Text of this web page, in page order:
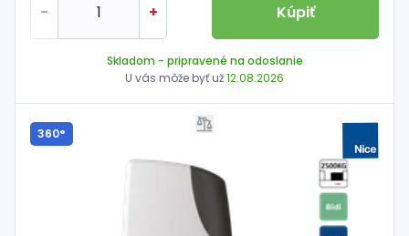
- + Kúpiť
Skladom - pripravené na odoslanie
U vás môže byť už12.08.2026
360°